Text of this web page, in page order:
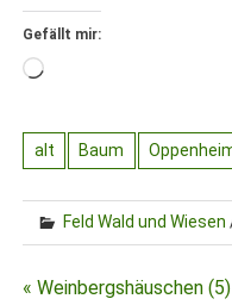
Gefällt mir:
Wird
alt Baum
Feld Wald und Wiesen
« Weinbergshäuschen (5)